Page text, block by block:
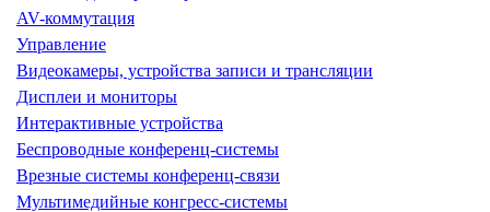
AV-коммутация
Управление
Видеокамеры, устройства записи и трансляции
Дисплеи и мониторы
Интерактивные устройства
Беспроводные конференц-системы
Врезные системы конференц-связи
Мультимедийные конгресс-системы